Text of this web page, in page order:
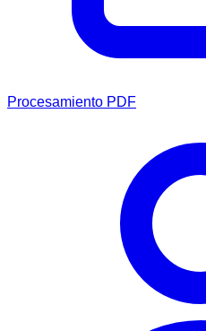
Procesamiento PDF